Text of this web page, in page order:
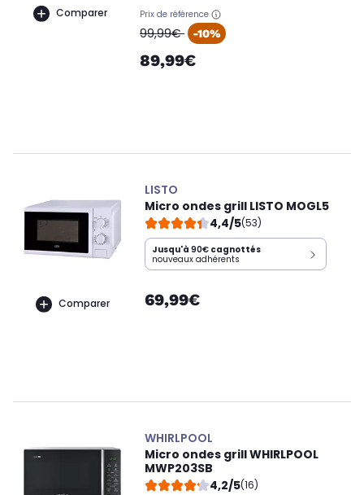
Comparer Prix de référence
oldPrice
99,99€ -10%
89,99€
Comparer
LISTO
Micro ondes grill LISTO MOGL5
4,4/5(53)
Jusqu'à 90€ cagnottés
nouveaux adhérents
69,99€
WHIRLPOOL
Micro ondes grill WHIRLPOOL
MWP203SB
4,2/5(16)